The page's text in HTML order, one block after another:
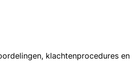
klachtenprocedures en